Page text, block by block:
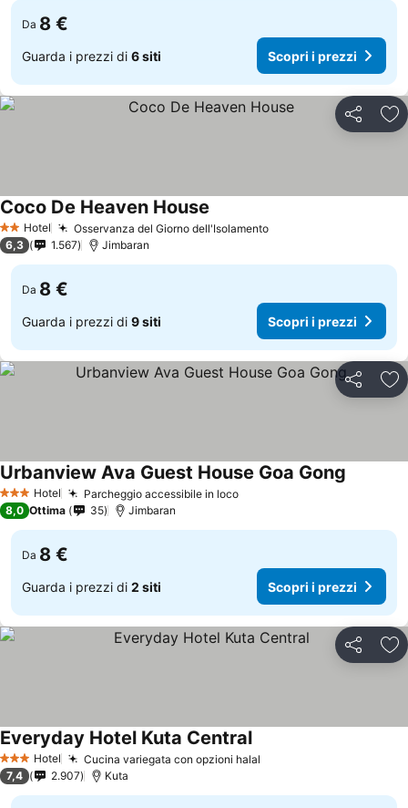
Da 8 €
Guarda i prezzi di 6 siti Scopri i prezzi
Condividi
2 StelleHotel Osservanza del Giorno dell'IsolamentoScopri i prezzi
Coco De Heaven House
6,3 1.567 Jimbaran
Da 8 €
Guarda i prezzi di 9 siti Scopri i prezzi
Condividi
3 StelleHotel Parcheggio accessibile in locoScopri i prezzi
Urbanview Ava Guest House Goa Gong
8,0 Ottima 35 Jimbaran
Da 8 €
Guarda i prezzi di 2 siti Scopri i prezzi
Condividi
3 StelleHotel Cucina variegata con opzioni halal
Everyday Hotel Kuta CentralScopri i prezzi
7,4 2.907 Kuta